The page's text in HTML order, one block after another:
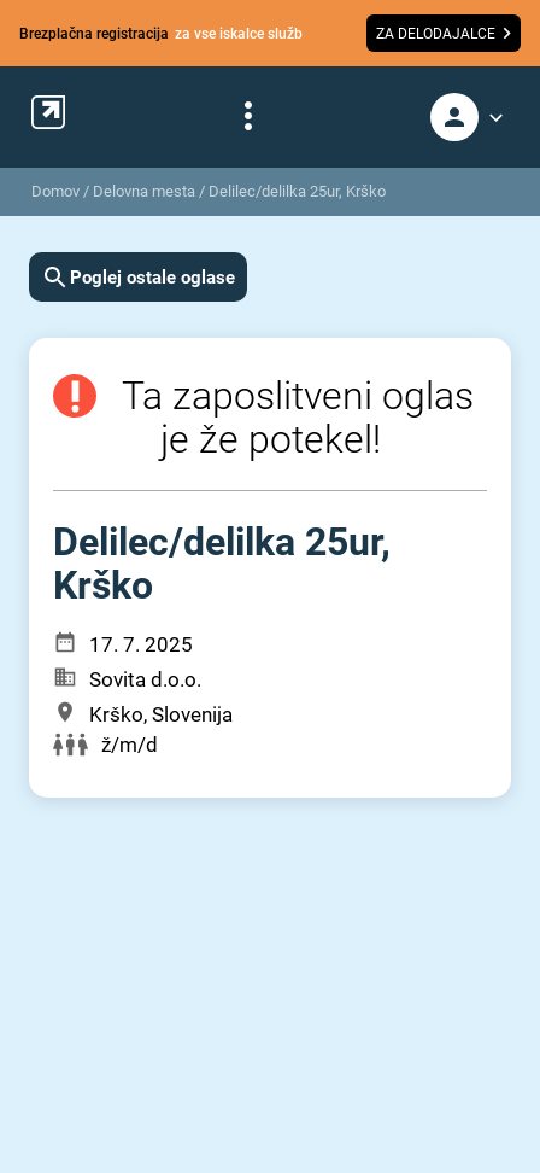
Brezplačna registracija za vse iskalce služb ZA DELODAJALCE
Domov / Delovna mesta / Delilec/delilka 25ur, Krško
Poglej ostale oglase
Ta zaposlitveni oglas
je že potekel!
Delilec⁠/⁠delilka 25ur,
Krško
17. 7. 2025
Sovita d.o.o.
Krško, Slovenija
ž/m/d